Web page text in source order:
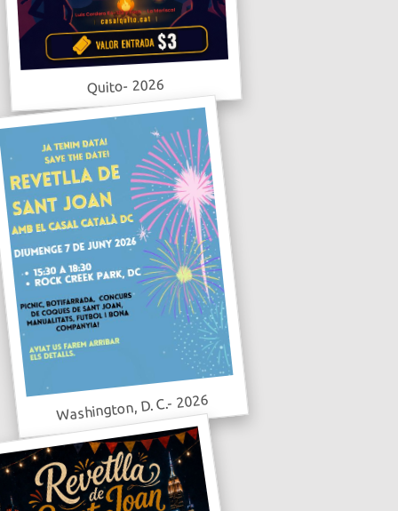
Quito- 2026
Washington, D. C.- 2026